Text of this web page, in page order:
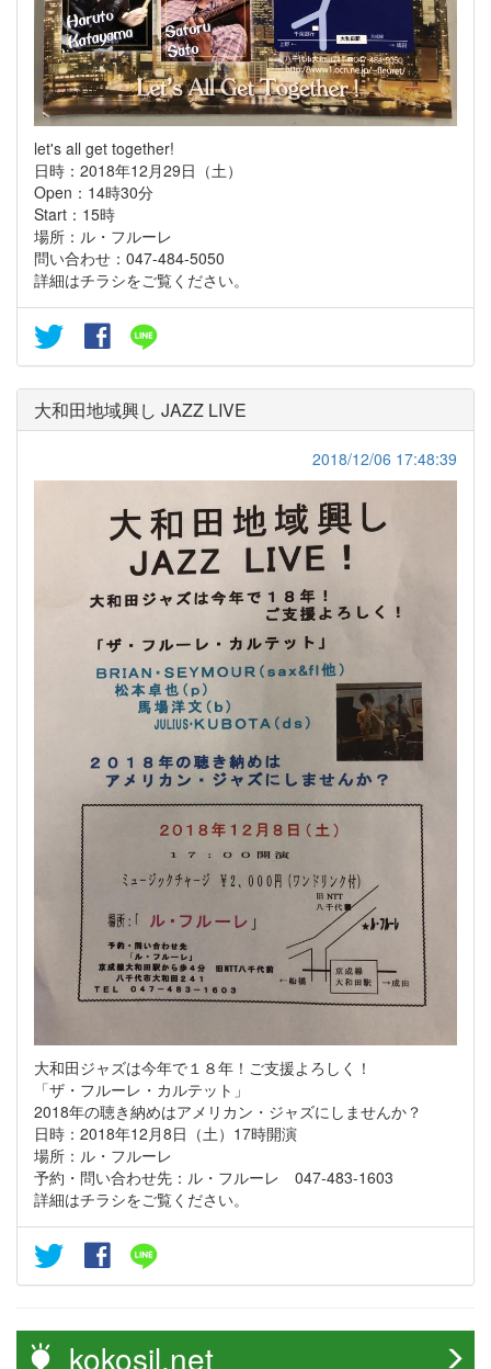
let's all get together!
日時：2018年12月29日（土）
Open：14時30分
Start：15時
場所：ル・フルーレ
問い合わせ：047-484-5050
詳細はチラシをご覧ください。
大和田地域興し JAZZ LIVE
2018/12/06 17:48:39
大和田ジャズは今年で１８年！ご支援よろしく！
「ザ・フルーレ・カルテット」
2018年の聴き納めはアメリカン・ジャズにしませんか？
日時：2018年12月8日（土）17時開演
場所：ル・フルーレ
予約・問い合わせ先：ル・フルーレ 047-483-1603
詳細はチラシをご覧ください。
kokosil.net